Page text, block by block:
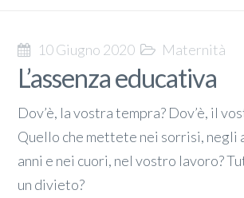
10 Giugno 2020 Maternità
L’assenza educativa
Dov’è, la vostra tempra? Dov’è, il
Quello che mettete nei sorrisi, negli
anni e nei cuori, nel vostro lavoro?
un divieto?